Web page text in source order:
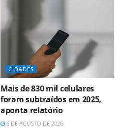
CIDADES
Mais de 830 mil celulares
foram subtraídos em 2025,
aponta relatório
6 DE AGOSTO DE 2026